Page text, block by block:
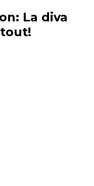
La diva